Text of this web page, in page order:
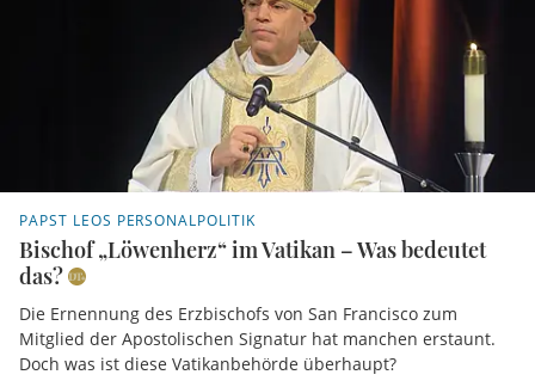
PAPST LEOS PERSONALPOLITIK
Bischof „Löwenherz“ im Vatikan – Was bedeutet
das?
Die Ernennung des Erzbischofs von San Francisco zum
Mitglied der Apostolischen Signatur hat manchen erstaunt.
Doch was ist diese Vatikanbehörde überhaupt?